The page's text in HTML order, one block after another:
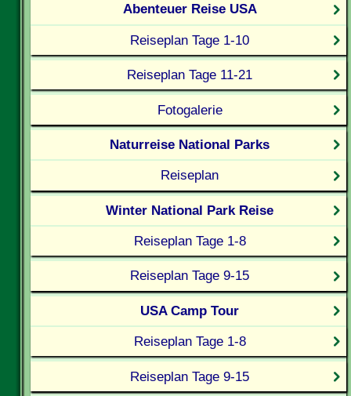
Abenteuer Reise USA
Reiseplan Tage 1-10
Reiseplan Tage 11-21
Fotogalerie
Naturreise National Parks
Reiseplan
Winter National Park Reise
Reiseplan Tage 1-8
Reiseplan Tage 9-15
USA Camp Tour
Reiseplan Tage 1-8
Reiseplan Tage 9-15